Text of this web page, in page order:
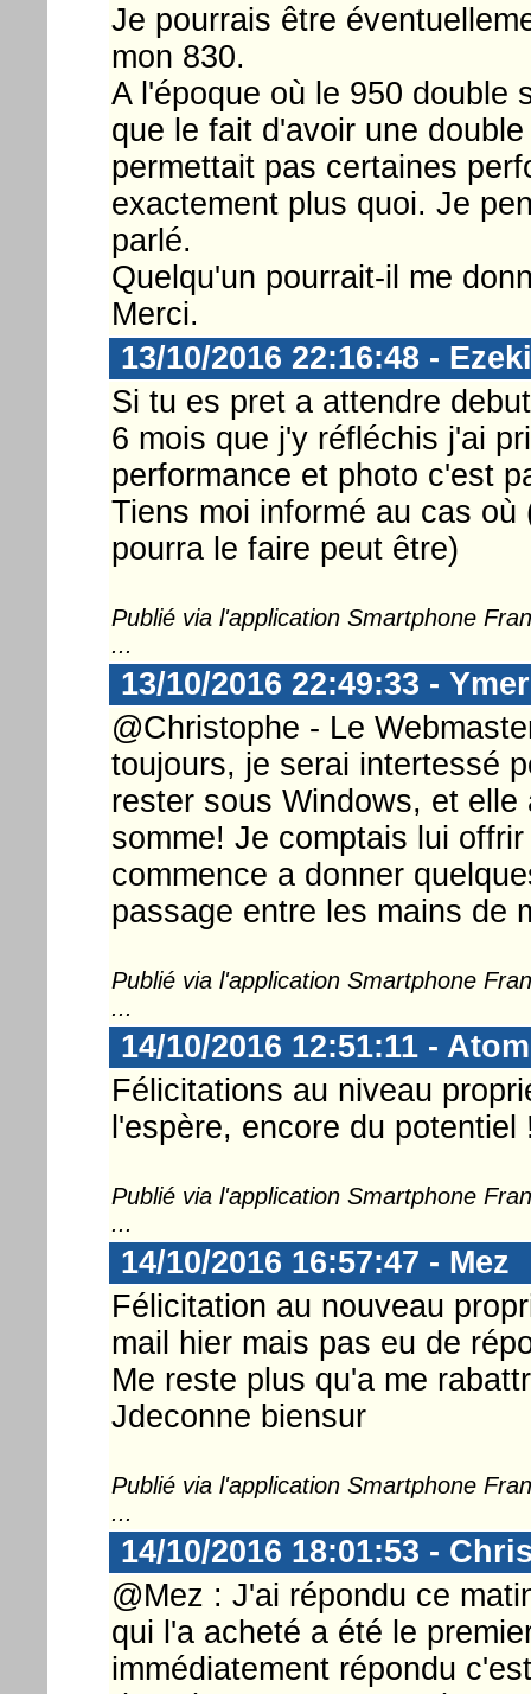
Je pourrais être
mon 830.
A l'époque où le 950 double
que le fait d'avoir une
permettait pas certaines
exactement plus quoi. Je
parlé.
Quelqu'un pourrait-il me
Merci.
13/10/2016 22:16:48 -
Si tu es pret a attendre
6 mois que j'y réfléchis j'ai
performance et photo c'est
Tiens moi informé au cas
pourra le faire peut être)
Publié via l'application Smartphone
...
13/10/2016 22:49:33 -
@Christophe - Le
toujours, je serai intertessé
rester sous Windows, et
somme! Je comptais lui
commence a donner
passage entre les mains de
Publié via l'application Smartphone
...
14/10/2016 12:51:11 -
Félicitations au niveau
l'espère, encore du potentiel
Publié via l'application Smartphone
...
14/10/2016 16:57:47 - Mez
Félicitation au nouveau
mail hier mais pas eu de
Me reste plus qu'a me
Jdeconne biensur
Publié via l'application Smartphone
...
14/10/2016 18:01:53 -
@Mez : J'ai répondu ce
qui l'a acheté a été le
immédiatement répondu